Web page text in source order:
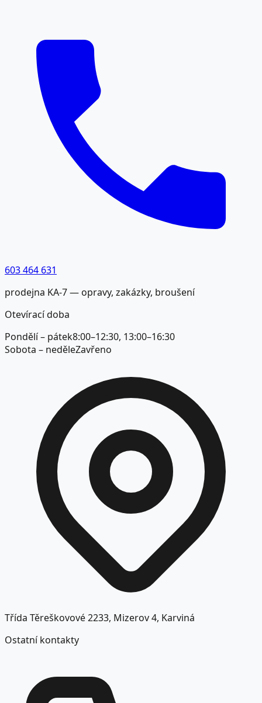
603 464 631
prodejna KA-7 — opravy, zakázky, broušení
Otevírací doba
Pondělí – pátek8:00–12:30, 13:00–16:30
Sobota – neděleZavřeno
Třída Těreškovové 2233, Mizerov 4, Karviná
Ostatní kontakty